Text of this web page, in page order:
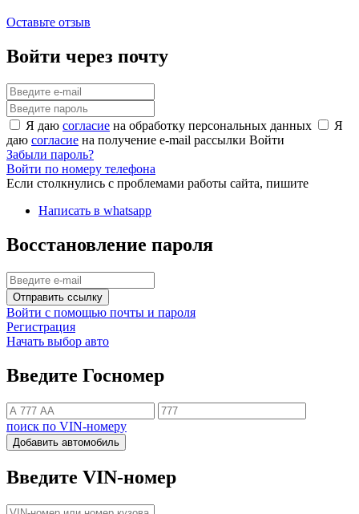
Оставьте отзыв
Войти через почту
Я даю согласие на обработку персональных данных
Я
даю согласие на получение e-mail рассылки Войти
Забыли пароль?
Войти по номеру телефона
Если столкнулись с проблемами работы сайта, пишите
Написать в whatsapp
Восстановление пароля
Отправить ссылку
Войти с помощью почты и пароля
Регистрация
Начать выбор авто
Введите Госномер
поиск по VIN-номеру
Добавить автомобиль
Введите VIN-номер